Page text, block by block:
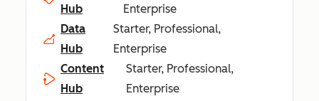
Hub
Enterprise
Data
Hub
Starter, Professional,
Enterprise
Content
Hub
Starter, Professional,
Enterprise